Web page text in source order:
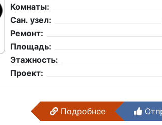
Комнаты:
Сан. узел:
Ремонт:
Площадь:
Этажность:
Проект:
Подробнее